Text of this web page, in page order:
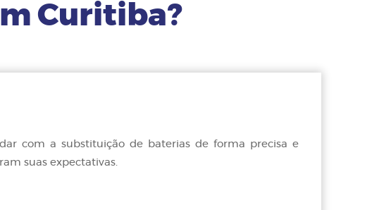
Curitiba?
com a substituição de baterias de forma precisa e
suas expectativas.